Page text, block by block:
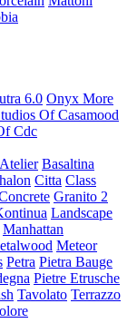
6.0 Onyx More
Of Casamood
Cdc
Atelier Basaltina
Citta Class
Granito 2
Landscape
Manhattan
Meteor
Petra Pietra Bauge
Pietre Etrusche
Tavolato Terrazzo